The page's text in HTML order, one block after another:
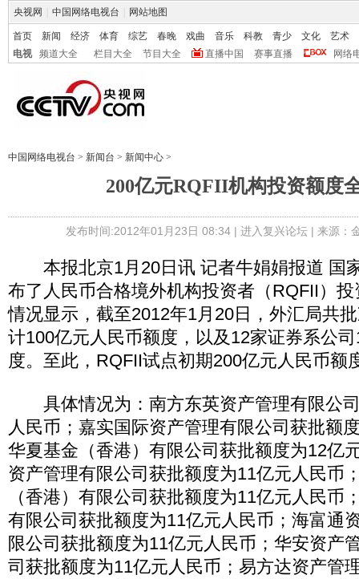
央视网 中国网络电视台 网站地图
首页 新闻 经济 体育 综艺 春晚 戏曲 音乐 科教 青少 文化
艺术
电视
频道大全 栏目大全 节目大全 直播中国 赛事直播 网络
中国网络电视台 > 新闻台 > 新闻中心 >
200亿元RQFII机构投资额度
发布时间:2012年01月23日 08:34 | 进入复兴论坛| 来源：
本报北京1月20日讯 记者牛娟娟报道 国
布了人民币合格境外机构投资者（RQFII）
情况显示，截至2012年1月20日，外汇局共
计100亿元人民币额度，以及12家证券系公
度。至此，RQFII试点初期200亿元人民币额
具体情况为：南方东英资产管理有限公
人民币；嘉实国际资产管理有限公司获批额
华夏基金（香港）有限公司获批额度为12亿
资产管理有限公司获批额度为11亿元人民币
（香港）有限公司获批额度为11亿元人民币
有限公司获批额度为11亿元人民币；海富通
限公司获批额度为11亿元人民币；华安资产
司获批额度为11亿元人民币；易方达资产管